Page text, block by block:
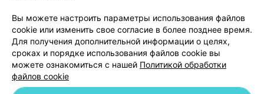
Написать в поддержку
Персональные настройки cookie
Обработка персональных данных
Вы можете настроить параметры использования файлов
cookie или изменить свое согласие в более позднее время.
Для получения дополнительной информации о целях,
сроках и порядке использования файлов cookie вы
можете ознакомиться с нашей Политикой обработки
файлов cookie